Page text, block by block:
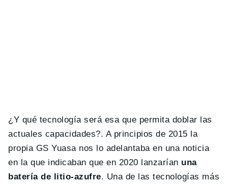
¿Y qué tecnología será esa que permita doblar las
actuales capacidades?. A principios de 2015 la
propia GS Yuasa nos lo adelantaba en una noticia
en la que indicaban que en 2020 lanzarían una
batería de litio-azufre. Una de las tecnologías más